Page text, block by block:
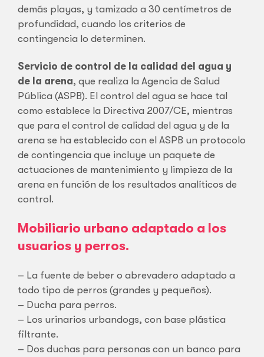
demás playas, y tamizado a 30 centímetros de
profundidad, cuando los criterios de
contingencia lo determinen.
Servicio de control de la calidad del agua y
de la arena, que realiza la Agencia de Salud
Pública (ASPB). El control del agua se hace tal
como establece la Directiva 2007/CE, mientras
que para el control de calidad del agua y de la
arena se ha establecido con el ASPB un protocolo
de contingencia que incluye un paquete de
actuaciones de mantenimiento y limpieza de la
arena en función de los resultados analíticos de
control.
Mobiliario urbano adaptado a los
usuarios y perros.
– La fuente de beber o abrevadero adaptado a
todo tipo de perros (grandes y pequeños).
– Ducha para perros.
– Los urinarios urbandogs, con base plástica
filtrante.
– Dos duchas para personas con un banco para